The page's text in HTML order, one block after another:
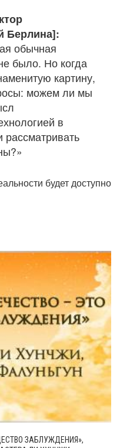
Берлина]:
обычная
было. Но когда
картину,
можем ли мы
в
будет доступно
ЗАБЛУЖДЕНИЯ»,